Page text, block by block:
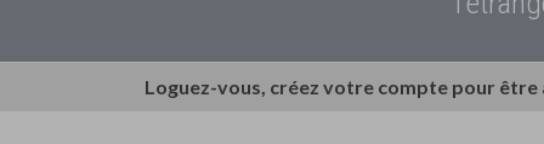
Loguez-vous, créez votre compte pour